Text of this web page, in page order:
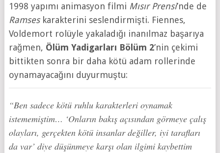
1998 yapımı animasyon filmi Mısır Prensi’nde de
Ramseskarakterini seslendirmişti. Fiennes,
Voldemort rolüyle yakaladığı inanılmaz başarıya
rağmen, Ölüm Yadigarları Bölüm 2’nin çekimi
bittikten sonra bir daha kötü adam rollerinde
oynamayacağını duyurmuştu:
“Ben sadece kötü ruhlu karakterleri oynamak
istememiştim… ‘Onların bakış açısından görmeye çalış
olayları, gerçekten kötü insanlar değiller, iyi tarafları
da var’ diye düşünmeye karşı olan ilgimi kaybettim